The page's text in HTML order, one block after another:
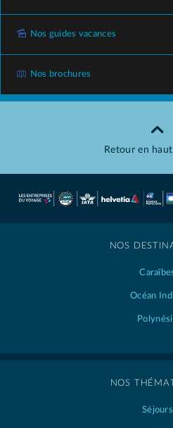
Nos guides vacances
Nos brochures
Retour en
NOS
Océan
NOS
Séjours